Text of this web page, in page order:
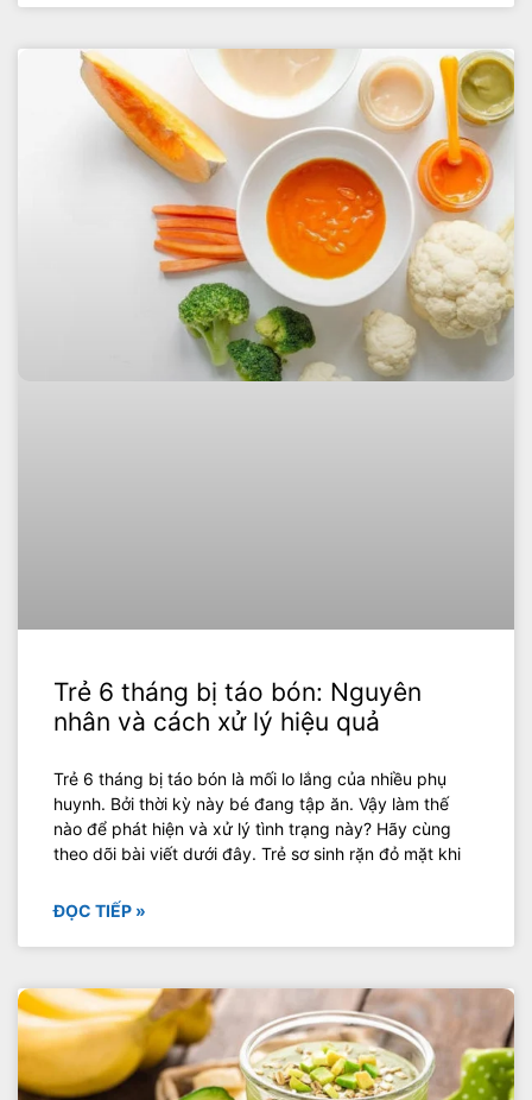
Trẻ 6 tháng bị táo bón: Nguyên
nhân và cách xử lý hiệu quả
Trẻ 6 tháng bị táo bón là mối lo lắng của nhiều phụ
huynh. Bởi thời kỳ này bé đang tập ăn. Vậy làm thế
nào để phát hiện và xử lý tình trạng này? Hãy cùng
theo dõi bài viết dưới đây. Trẻ sơ sinh rặn đỏ mặt khi
ĐỌC TIẾP »